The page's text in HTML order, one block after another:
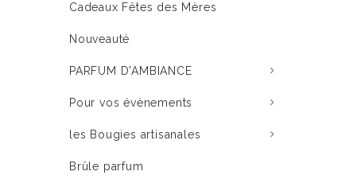
Cadeaux Fêtes des Mères
Nouveauté
PARFUM D'AMBIANCE
Pour vos évènements
les Bougies artisanales
Brûle parfum